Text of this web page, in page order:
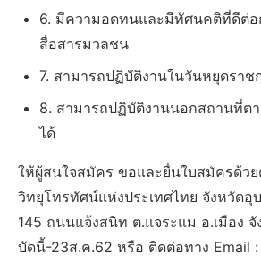
6. มีความอดทนและมีทัศนคติที่ดีต่อ
สื่อสารมวลชน
7. สามารถปฏิบัติงานในวันหยุดราช
8. สามารถปฏิบัติงานนอกสถานที่ต
ได้
ให้ผู้สนใจสมัคร ขอและยื่นใบสมัครด้ว
วิทยุโทรทัศน์แห่งประเทศไทย จังหวัดอุ
145 ถนนแจ้งสนิท ต.แจระแม อ.เมือง
บัดนี้-23ส.ค.62 หรือ ติดต่อทาง Email :